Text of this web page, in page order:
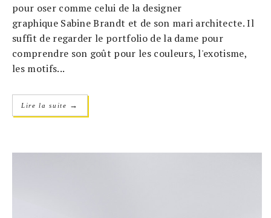
pour oser comme celui de la designer
graphique Sabine Brandt et de son mari architecte. Il
suffit de regarder le portfolio de la dame pour
comprendre son goût pour les couleurs, l'exotisme,
les motifs...
Lire la suite →